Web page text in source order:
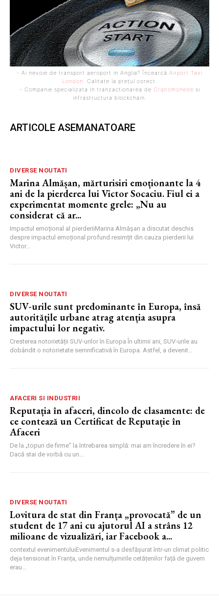
- Ai nevoie de transport aeroport in Anglia? Încearcă Airport Taxi
London . Calitate la prețul corect.
- Companie specializata in tranzactionarea de Criptomonede si
infrastructura blockchain.
ARTICOLE ASEMANATOARE
DIVERSE NOUTATI
Marina Almășan, mărturisiri emoționante la 4
ani de la pierderea lui Victor Socaciu. Fiul ei a
experimentat momente grele: „Nu au
considerat că ar...
Impactul emoțional al pierderiiMarina Almășan a discutat deschis
despre impactul emoțional profund resimțit din cauza pierderii lui
Victor...
DIVERSE NOUTATI
SUV-urile sunt predominante în Europa, însă
autoritățile urbane atrag atenția asupra
impactului lor negativ.
Cresterea notorietății SUV-urilor în Europa În ultimii ani, SUV-urile au
dobândit o notorietate semnificativă în Europa. Astfel, a devenit...
AFACERI SI INDUSTRII
Reputația în afaceri, dincolo de clasamente: de
ce contează un Certificat de Reputație în
Afaceri
De la „topuri de firme” la întrebarea simplă: mai am încredere în ei?
Dacă stai de vorbă cu un...
DIVERSE NOUTATI
Lovitura de stat din Franța „provocată” de un
student de 17 ani cu ajutorul AI a strâns 12
milioane de vizualizări, iar Facebook a...
contextul evenimentuluiEvenimentul s-a desfășurat într-un climat politic
deja tensionat în Franța, unde nemulțumirile cetățenilor față de guvern
erau...